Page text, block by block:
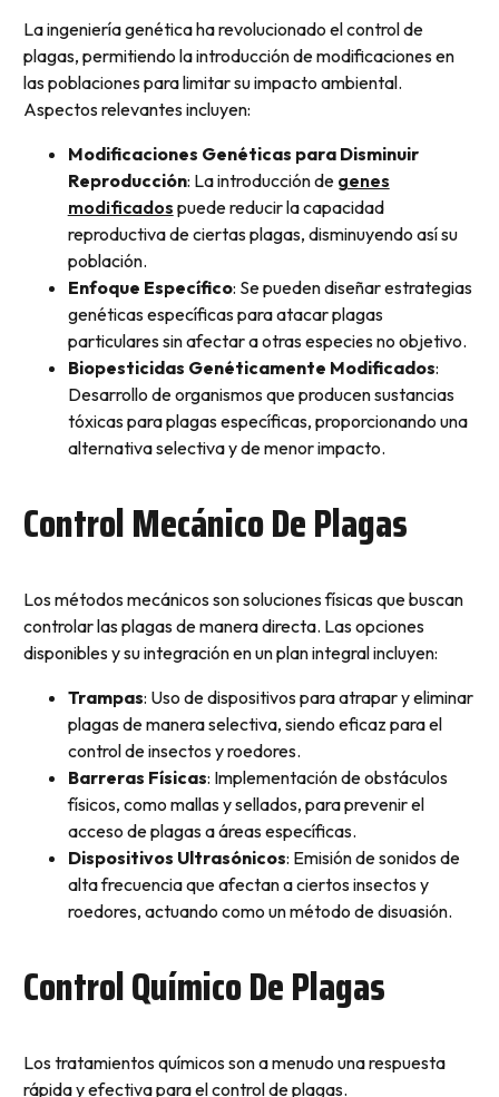
La ingeniería genética ha revolucionado el control de
plagas, permitiendo la introducción de modificaciones en
las poblaciones para limitar su impacto ambiental.
Aspectos relevantes incluyen:
Modificaciones Genéticas para Disminuir
Reproducción: La introducción de genes
modificados puede reducir la capacidad
reproductiva de ciertas plagas, disminuyendo así su
población.
Enfoque Específico: Se pueden diseñar estrategias
genéticas específicas para atacar plagas
particulares sin afectar a otras especies no objetivo.
Biopesticidas Genéticamente Modificados:
Desarrollo de organismos que producen sustancias
tóxicas para plagas específicas, proporcionando una
alternativa selectiva y de menor impacto.
Control Mecánico De Plagas
Los métodos mecánicos son soluciones físicas que buscan
controlar las plagas de manera directa. Las opciones
disponibles y su integración en un plan integral incluyen:
Trampas: Uso de dispositivos para atrapar y eliminar
plagas de manera selectiva, siendo eficaz para el
control de insectos y roedores.
Barreras Físicas: Implementación de obstáculos
físicos, como mallas y sellados, para prevenir el
acceso de plagas a áreas específicas.
Dispositivos Ultrasónicos: Emisión de sonidos de
alta frecuencia que afectan a ciertos insectos y
roedores, actuando como un método de disuasión.
Control Químico De Plagas
Los tratamientos químicos son a menudo una respuesta
rápida y efectiva para el control de plagas.